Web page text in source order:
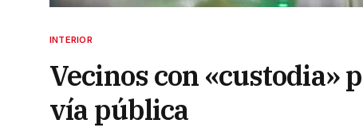
INTERIOR
Vecinos con «custodia»
vía pública